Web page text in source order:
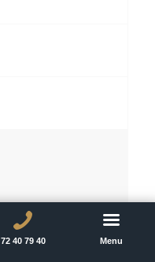
72 40 79 40 Menu